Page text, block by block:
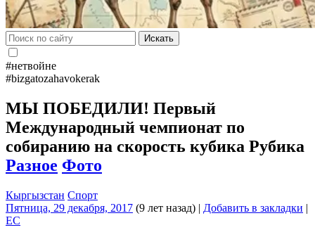
Искать
#нетвойне
#bizgatozahavokerak
МЫ ПОБЕДИЛИ! Первый
Международный чемпионат по
собиранию на скорость кубика Рубика
Разное Фото
Кыргызстан Спорт
Пятница, 29 декабря, 2017 (9 лет назад) | Добавить в закладки |
EC